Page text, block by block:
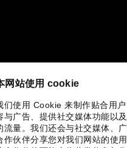
网站使用 cookie
们使用 Cookie 来制作贴合用
与广告、提供社交媒体功能以
流量。我们还会与社交媒体、
作伙伴分享您对我们网站的使